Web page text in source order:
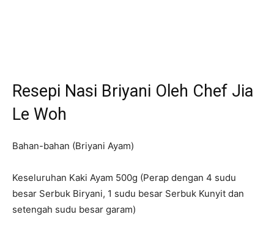
Resepi Nasi Briyani Oleh Chef Jia
Le Woh
Bahan-bahan (Briyani Ayam)
Keseluruhan Kaki Ayam 500g (Perap dengan 4 sudu
besar Serbuk Biryani, 1 sudu besar Serbuk Kunyit dan
setengah sudu besar garam)